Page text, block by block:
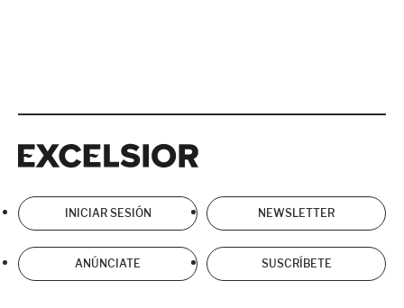
INICIAR SESIÓN NEWSLETTER
ANÚNCIATE SUSCRÍBETE